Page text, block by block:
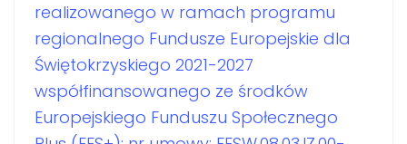
realizowanego w ramach programu
regionalnego Fundusze Europejskie dla
Świętokrzyskiego 2021-2027
współfinansowanego ze środków
Europejskiego Funduszu Społecznego